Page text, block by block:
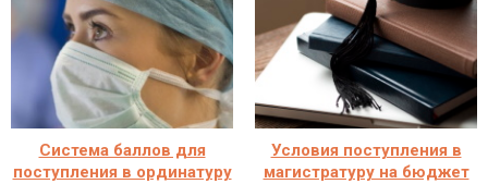
Система баллов для
поступления в ординатуру
Условия поступления в
магистратуру на бюджет